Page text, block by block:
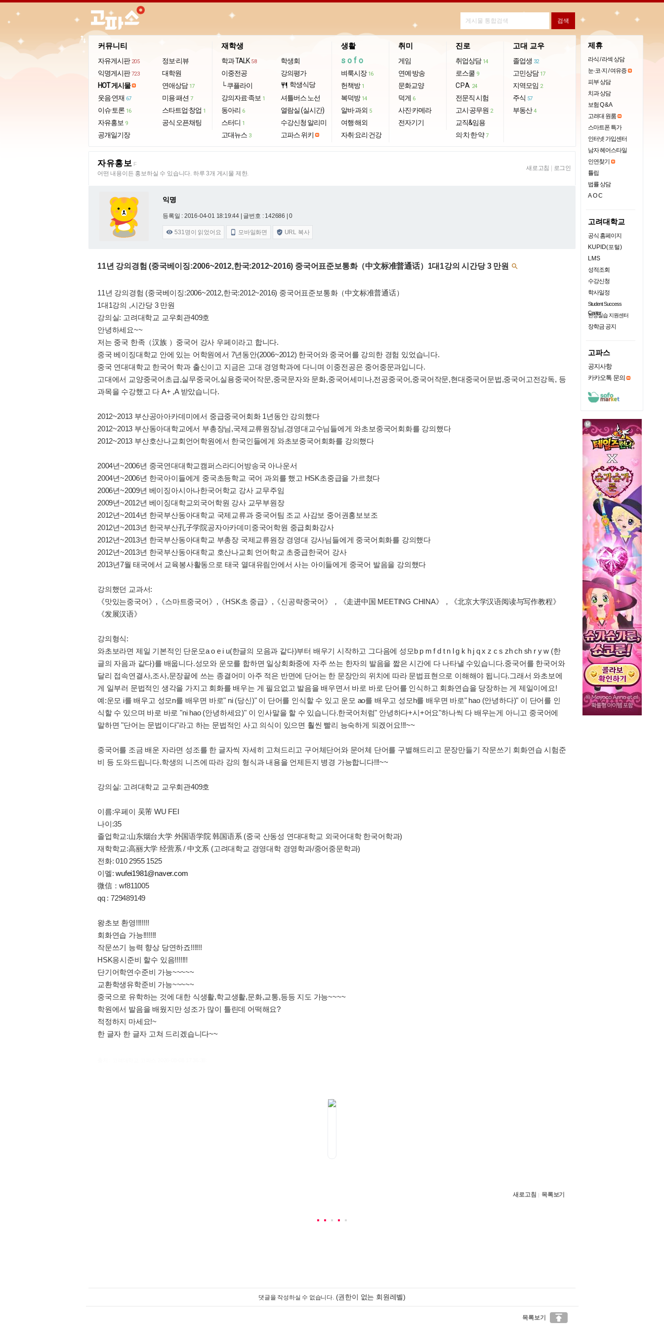
커뮤니티
자유게시판 205
익명게시판 723
HOT 게시물
웃음·연재 67
이슈·토론 16
자유홍보 9
공개일기장
정보·리뷰
대학원
연애상담 17
미용·패션 7
스타트업·창업 1
공식 오픈채팅
재학생
학과 TALK 58
이중전공
└ 쿠플라이
강의자료·족보 1
동아리 6
스터디 1
고대뉴스 3
학생회
강의평가
restaurant 학생식당
셔틀버스 노선
열람실 (실시간)
수강신청 알리미
고파스 위키
생활
sofo
벼룩시장 16
헌책방 1
복덕방 14
알바·과외 5
여행·해외
자취·요리·건강
취미
게임
연예·방송
문화교양
덕게 6
사진·카메라
전자기기
진로
취업상담 14
로스쿨 9
CPA 24
전문직 시험
고시·공무원 2
교직&임용
의·치·한·약 7
고대 교우
졸업생 32
고민상담 17
지역모임 2
주식 57
부동산 4
import_export
자유홍보 F
어떤 내용이든 홍보하실 수 있습니다. 하루 3개 게시물 제한.
새로고침 로그인
익명
등록일 : 2016-04-01 18:19:44 | 글번호 : 142686 | 0
 531명이 읽었어요  모바일화면  URL 복사
11년 강의경험 (중국베이징:2006~2012,한국:2012~2016) 중국어표준보통화（中文标准普通话）1대1강의 시간당 3 만원 
11년 강의경험 (중국베이징:2006~2012,한국:2012~2016) 중국어표준보통화（中文标准普通话）
1대1강의 ,시간당 3 만원
강의실: 고려대학교 교우회관409호
안녕하세요~~
저는 중국 한족（汉族 ）중국어 강사 우페이라고 합니다.
중국 베이징대학교 안에 있는 어학원에서 7년동안(2006~2012) 한국어와 중국어를 강의한 경험 있었습니다.
중국 연대대학교 한국어 학과 출신이고 지금은 고대 경영학과에 다니며 이중전공은 중어중문과입니다.
고대에서 교양중국어초급,실무중국어,실용중국어작문,중국문자와 문화,중국어세미나,전공중국어,중국어작문,현대중국어문법,중국어고전강독, 등
과목을 수강했고 다 A+ ,A 받았습니다.
2012~2013 부산공아아카데미에서 중급중국어회화 1년동안 강의했다
2012~2013 부산동아대학교에서 부총장님,국제교류원장님,경영대교수님들에게 와초보중국어회화를 강의했다
2012~2013 부산호산나교회언어학원에서 한국인들에게 와초보중국어회화를 강의했다
2004년~2006년 중국연대대학교캠퍼스라디어방송국 아나운서
2004년~2006년 한국아이들에게 중국초등학교 국어 과외를 했고 HSK초중급을 가르쳤다
2006년~2009년 베이징아시아나한국어학교 강사 교무주임
2009년~2012년 베이징대학교외국어학원 강사 교무부원장
2012년~2014년 한국부산동아대학교 국제교류과 중국어팀 조교 사감보 중어권홍보보조
2012년~2013년 한국부산孔子学院공자아카데미중국어학원 중급회화강사
2012년~2013년 한국부산동아대학교 부총장 국제교류원장 경영대 강사님들에게 중국어회화를 강의했다
2012년~2013년 한국부산동아대학교 호산나교회 언어학교 초중급한국어 강사
2013년7월 태국에서 교육봉사활동으로 태국 열대유림안에서 사는 아이들에게 중국어 발음을 강의했다
강의했던 교과서:
《맛있는중국어》,《스마트중국어》,《HSK초 중급》,《신공략중국어》，《走进中国 MEETING CHINA》，《北京大学汉语阅读与写作教程》
《发展汉语》
강의형식:
와초보라면 제일 기본적인 단운모a o e i u(한글의 모음과 같다)부터 배우기 시작하고 그다음에 성모b p m f d t n l g k h j q x z c s zh ch sh r y w (한
글의 자음과 같다)를 배웁니다.성모와 운모를 합하면 일상회화중에 자주 쓰는 한자의 발음을 짧은 시간에 다 나타낼 수있습니다.중국어를 한국어와
달리 접속연결사,조사,문장끝에 쓰는 종결어미 아주 적은 반면에 단어는 한 문장안의 위치에 따라 문법표현으로 이해해야 됩니다.그래서 와초보에
게 일부러 문법적인 생각을 가지고 회화를 배우는 게 필요없고 발음을 배우면서 바로 바로 단어를 인식하고 회화연습을 당장하는 게 제일이에요!
예:운모 i를 배우고 성모n를 배우면 바로" ni (당신)" 이 단어를 인식할 수 있고 운모 ao를 배우고 성모h를 배우면 바로" hao (안녕하다)" 이 단어를 인
식할 수 있으며 바로 바로 "ni hao (안녕하세요)" 이 인사말을 할 수 있습니다.한국어처럼" 안녕하다+시+어요"하나씩 다 배우는게 아니고 중국어에
말하면 "단어는 문법이다"라고 하는 문법적인 사고 의식이 있으면 훨씬 빨리 능숙하게 되겠어요!!!~~
중국어를 조금 배운 자라면 성조를 한 글자씩 자세히 고쳐드리고 구어체단어와 문어체 단어를 구별해드리고 문장만들기 작문쓰기 회화연습 시험준
비 등 도와드립니다.학생의 니즈에 따라 강의 형식과 내용을 언제든지 병경 가능합니다!!!~~
강의실: 고려대학교 교우회관409호
이름:우페이 吴芾 WU FEI
나이:35
졸업학교:山东烟台大学 外国语学院 韩国语系 (중국 산동성 연대대학교 외국어대학 한국어학과)
재학학교:高丽大学 经营系 / 中文系 (고려대학교 경영대학 경영학과/중어중문학과)
전화: 010 2955 1525
이멜:wufei1981@naver.com
微信：wf811005
qq : 729489149
왕초보 환영!!!!!!!
회화연습 가능!!!!!!!
작문쓰기 능력 향상 당연하죠!!!!!!
HSK응시준비 할수 있음!!!!!!!
단기어학연수준비 가능~~~~~
교환학생유학준비 가능~~~~~
중국으로 유학하는 것에 대한 식생활,학교생활,문화,교통,등등 지도 가능~~~~
학원에서 발음을 배웠지만 성조가 많이 틀린데 어떡해요?
적정하지 마세요!~
한 글자 한 글자 고쳐 드리겠습니다~~
새로고침 | 목록보기
댓글을 작성하실 수 없습니다. (권한이 없는 회원레벨)
목록보기 
제휴
라식 / 라섹 상담
눈·코·지 / 여유증
피부 상담
치과 상담
보험 Q & A
고려대 원룸
스마트폰 특가
인터넷 가입센터
남자 헤어스타일
인연찾기
튤립
법률 상담
AOC
고려대학교
공식 홈페이지
KUPID(포털)
LMS
성적조회
수강신청
학사일정
Student Success
Center
현장실습 지원센터
장학금 공지
고파스
공지사항
카카오톡 문의